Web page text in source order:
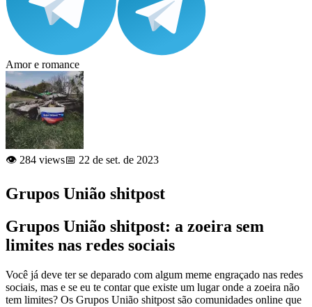
Amor e romance
👁️ 284 views📅 22 de set. de 2023
Grupos União shitpost
Grupos União shitpost: a zoeira sem
limites nas redes sociais
Você já deve ter se deparado com algum meme engraçado nas redes
sociais, mas e se eu te contar que existe um lugar onde a zoeira não
tem limites? Os Grupos União shitpost são comunidades online que